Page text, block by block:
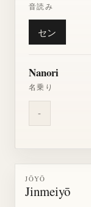
音読み
セン
Nanori
名乗り
-
JŌYŌ
Jinmeiyō